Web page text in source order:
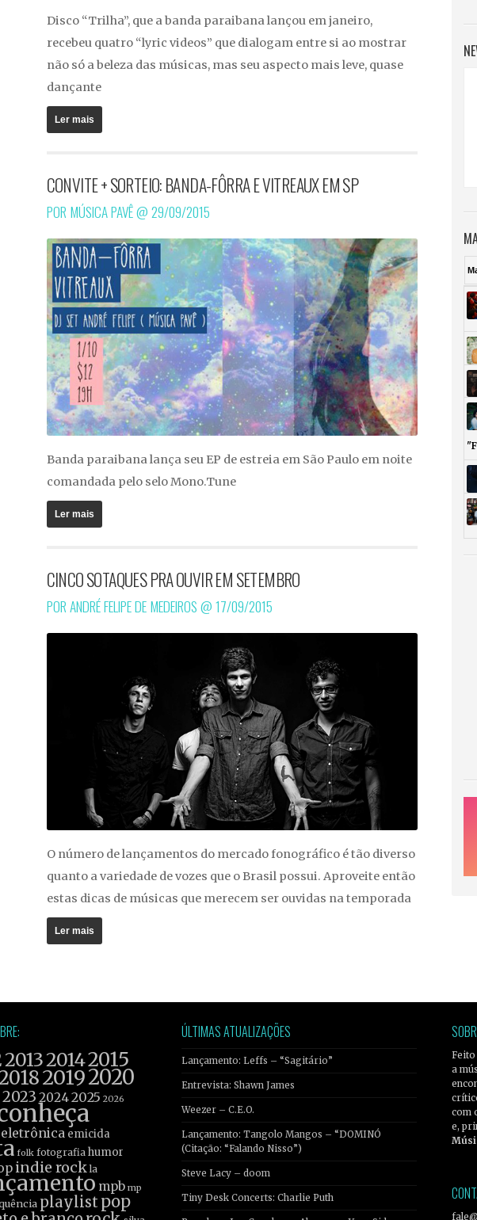
Disco “Trilha”, que a banda paraibana lançou em janeiro,
recebeu quatro “lyric videos” que dialogam entre si ao mostrar
não só a beleza das músicas, mas seu aspecto mais leve, quase
dançante
Ler mais
CONVITE + SORTEIO: BANDA-FÔRRA E VITREAUX EM SP
POR MÚSICA PAVÊ @29/09/2015
Banda paraibana lança seu EP de estreia em São Paulo em noite
comandada pelo selo Mono.Tune
Ler mais
CINCO SOTAQUES PRA OUVIR EM SETEMBRO
POR ANDRÉ FELIPE DE MEDEIROS @17/09/2015
O número de lançamentos do mercado fonográfico é tão diverso
quanto a variedade de vozes que o Brasil possui. Aproveite então
estas dicas de músicas que merecem ser ouvidas na temporada
Ler mais
201320142015
20192020
2023 20242025 2026
eletrônica emicida
folk fotografia humor
indie rock la
mpb mp
playlist pop
ÚLTIMAS ATUALIZAÇÕES
Lançamento: Leffs – “Sagitário”
Entrevista: Shawn James
Weezer – C.E.O.
Lançamento: Tangolo Mangos – “DOMINÓ
(Citação: “Falando Nisso”)
Steve Lacy – doom
Tiny Desk Concerts: Charlie Puth
Feito
a
com
e,